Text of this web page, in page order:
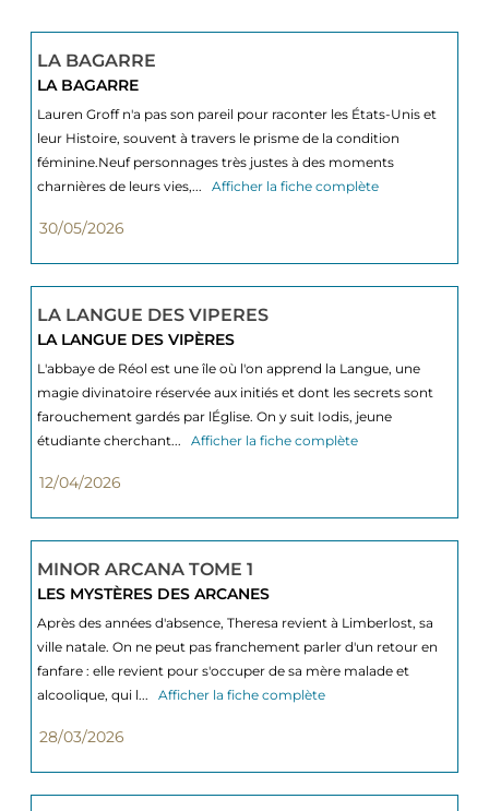
LA BAGARRE
LA BAGARRE
Lauren Groff n'a pas son pareil pour raconter les États-Unis et
leur Histoire, souvent à travers le prisme de la condition
féminine.Neuf personnages très justes à des moments
charnières de leurs vies,...
Afficher la fiche complète
30/05/2026
LA LANGUE DES VIPERES
LA LANGUE DES VIPÈRES
L'abbaye de Réol est une île où l'on apprend la Langue, une
magie divinatoire réservée aux initiés et dont les secrets sont
farouchement gardés par lÉglise. On y suit Iodis, jeune
étudiante cherchant...
Afficher la fiche complète
12/04/2026
MINOR ARCANA TOME 1
LES MYSTÈRES DES ARCANES
Après des années d'absence, Theresa revient à Limberlost, sa
ville natale. On ne peut pas franchement parler d'un retour en
fanfare : elle revient pour s'occuper de sa mère malade et
alcoolique, qui l...
Afficher la fiche complète
28/03/2026